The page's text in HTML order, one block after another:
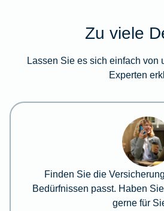
Zu viele
Lassen Sie es sich einfach von
Experten
Finden Sie die
Bedürfnissen passt. Haben
gerne für